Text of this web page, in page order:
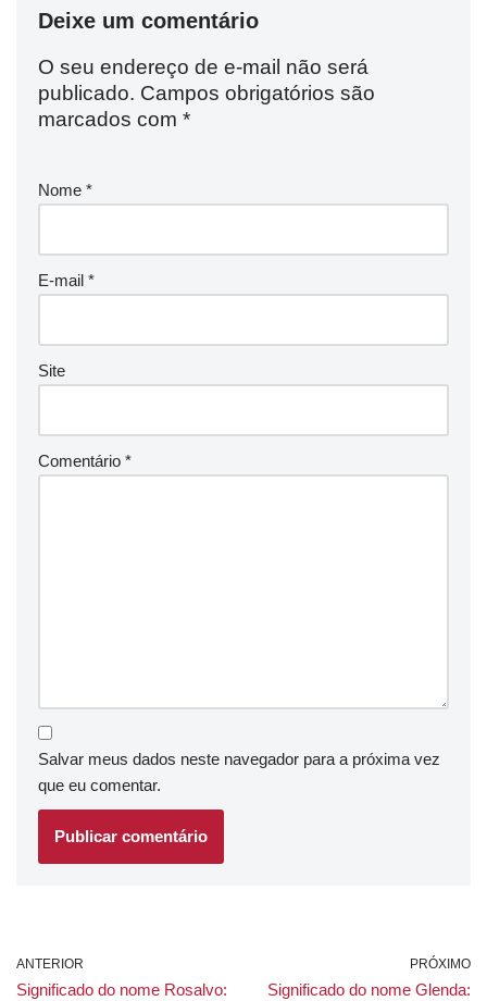
Deixe um comentário
O seu endereço de e-mail não será
publicado. Campos obrigatórios são
marcados com *
Nome *
E-mail *
Site
Comentário *
Salvar meus dados neste navegador para a próxima vez
que eu comentar.
ANTERIOR
Significado do nome Rosalvo:
PRÓXIMO
Significado do nome Glenda: